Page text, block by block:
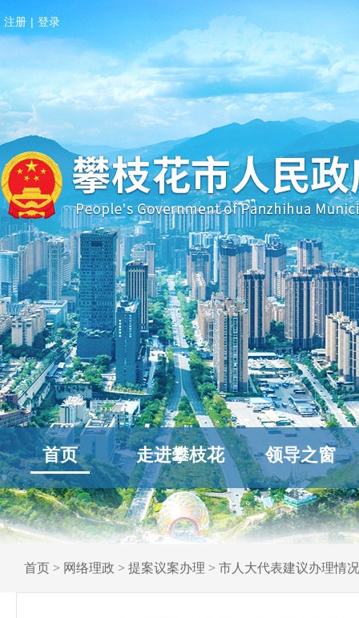
注册 | 登录
首页 走进攀枝花 领导之窗
首页 > 网络理政 > 提案议案办理 > 市人大代表建议办理情况